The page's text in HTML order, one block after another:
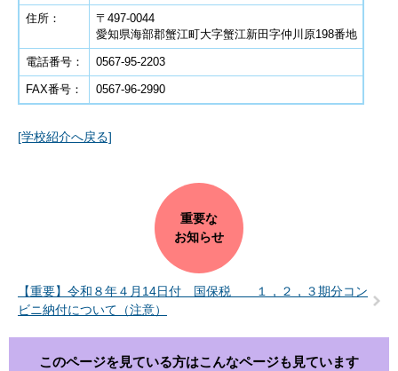
住所：
〒497-0044
愛知県海部郡蟹江町大字蟹江新田字仲川原198番地
電話番号： 0567-95-2203
FAX番号： 0567-96-2990
[学校紹介へ戻る]
重要な
お知らせ
【重要】令和８年４月14日付 国保税 １，２，３期分コン
ビニ納付について（注意）
このページを見ている方はこんなページも見ています